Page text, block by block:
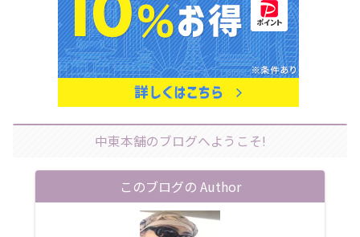
中東本舗のブログへようこそ!
このブログの Author